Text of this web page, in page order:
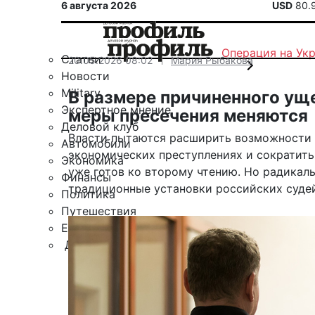
6 августа 2026 USD
Статьи
Новости
Military
Экспертное мнение
Деловой клуб
Автомобили
Экономика
Финансы
Политика
Путешествия
ЕАЭС
Другие рубрики
Спецпроект «Юрий Мамлеев»
Календарь событий
Операция на
20.05.2026 08:02 Мария Рыбакова
В размере причиненного
меры пресечения меняются
Власти пытаются расширить
экономических преступлениях и
уже готов ко второму чтению. Но
традиционные установки российских